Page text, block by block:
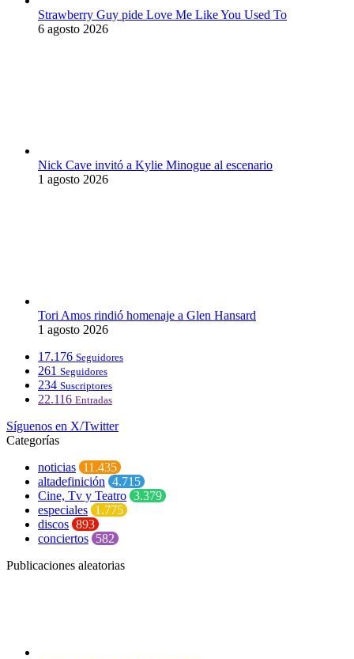
Strawberry Guy pide Love Me Like You Used To
6 agosto 2026
Nick Cave invitó a Kylie Minogue al escenario
1 agosto 2026
Tori Amos rindió homenaje a Glen Hansard
1 agosto 2026
17.176 Seguidores
261 Seguidores
234 Suscriptores
22.116 Entradas
Síguenos en X/Twitter
Categorías
noticias 11.435
altadefinición 4.715
Cine, Tv y Teatro 3.379
especiales 1.775
discos 893
conciertos 582
Publicaciones aleatorias